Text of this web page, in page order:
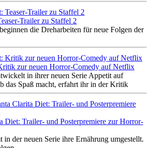
Trailer zu Staffel 2
die Dreharbeiten für neue Folgen der
zur neuen Horror-Comedy auf Netflix
in ihrer neuen Serie Appetit auf
das Spaß macht, erfahrt ihr in der Kritik
Diet: Trailer- und Posterpremiere zur Horror-
der neuen Serie ihre Ernährung umgestellt.